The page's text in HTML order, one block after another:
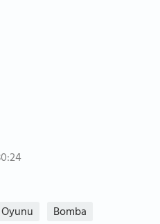
Bomba